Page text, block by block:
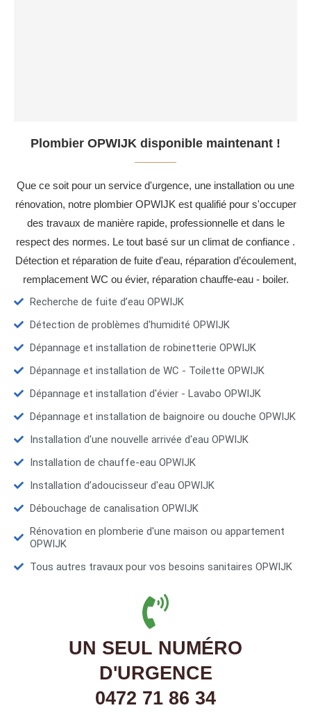
Plombier OPWIJK disponible maintenant !
Que ce soit pour un service d'urgence, une installation ou une
rénovation, notre plombier OPWIJK est qualifié pour s'occuper
des travaux de manière rapide, professionnelle et dans le
respect des normes. Le tout basé sur un climat de confiance .
Détection et réparation de fuite d'eau, réparation d’écoulement,
remplacement WC ou évier, réparation chauffe-eau - boiler.
Recherche de fuite d’eau OPWIJK
Détection de problèmes d'humidité OPWIJK
Dépannage et installation de robinetterie OPWIJK
Dépannage et installation de WC - Toilette OPWIJK
Dépannage et installation d'évier - Lavabo OPWIJK
Dépannage et installation de baignoire ou douche OPWIJK
Installation d'une nouvelle arrivée d'eau OPWIJK
Installation de chauffe-eau OPWIJK
Installation d’adoucisseur d'eau OPWIJK
Débouchage de canalisation OPWIJK
Rénovation en plomberie d'une maison ou appartement
OPWIJK
Tous autres travaux pour vos besoins sanitaires OPWIJK
UN SEUL NUMÉRO
D'URGENCE
0472 71 86 34